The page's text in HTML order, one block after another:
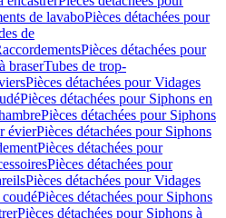
de lavaboPièces détachées pour
de
Pièces détachées pour
braserTubes de trop-
Pièces détachées pour Vidages
Pièces détachées pour Siphons en
Pièces détachées pour Siphons
évierPièces détachées pour Siphons
Pièces détachées pour
Pièces détachées pour
Pièces détachées pour Vidages
Pièces détachées pour Siphons
Pièces détachées pour Siphons à